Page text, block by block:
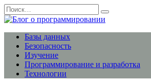
Перейти
к
содержанию
Search
for:
Базы данных
Безопасность
Изучение
Программирование и разработка
Технологии